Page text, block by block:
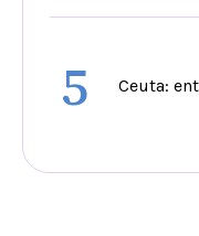
5 Ceuta: